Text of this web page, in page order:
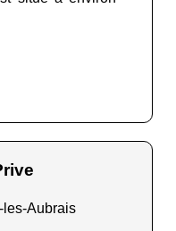
les-Aubrais